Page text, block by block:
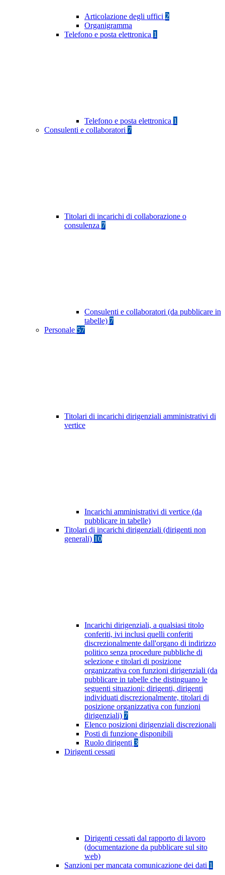
Articolazione degli uffici 2
Organigramma
Telefono e posta elettronica 1
Telefono e posta elettronica 1
Consulenti e collaboratori 7
Titolari di incarichi di collaborazione o
consulenza 7
Consulenti e collaboratori (da pubblicare in
tabelle) 7
Personale 57
Titolari di incarichi dirigenziali amministrativi di
vertice
Incarichi amministrativi di vertice (da
pubblicare in tabelle)
Titolari di incarichi dirigenziali (dirigenti non
generali) 10
Incarichi dirigenziali, a qualsiasi titolo
conferiti, ivi inclusi quelli conferiti
discrezionalmente dall'organo di indirizzo
politico senza procedure pubbliche di
selezione e titolari di posizione
organizzativa con funzioni dirigenziali (da
pubblicare in tabelle che distinguano le
seguenti situazioni: dirigenti, dirigenti
individuati discrezionalmente, titolari di
posizione organizzativa con funzioni
dirigenziali) 7
Elenco posizioni dirigenziali discrezionali
Posti di funzione disponibili
Ruolo dirigenti 3
Dirigenti cessati
Dirigenti cessati dal rapporto di lavoro
(documentazione da pubblicare sul sito
web)
Sanzioni per mancata comunicazione dei dati 1